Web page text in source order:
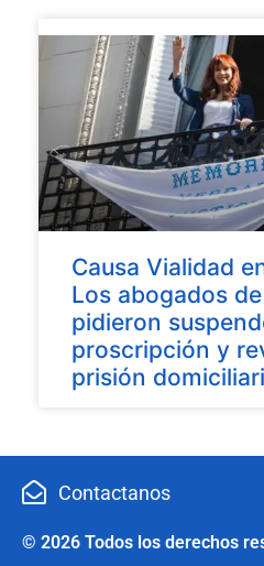
Causa Vialidad
Los abogados
pidieron
proscripción y
prisión
Contactanos
© 2026 Todos los derechos